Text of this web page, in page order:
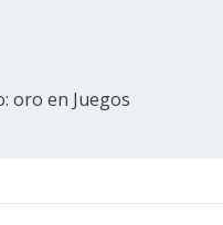
oro en Juegos